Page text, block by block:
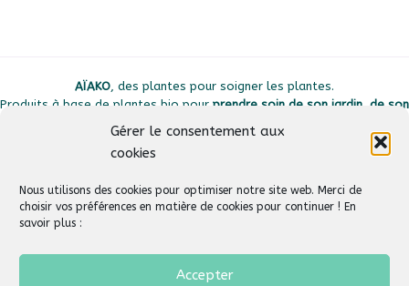
Gérer le consentement aux
cookies
Nous utilisons des cookies pour optimiser notre site web. Merci de
choisir vos préférences en matière de cookies pour continuer ! En
savoir plus :
Accepter
AÏAKO, des plantes pour soigner les plantes.
Produits à base de plantes bio pour prendre soin de son jardin, de son
potager et de ses plantes d’intérieur.
100% naturels, fabriqués en France avec des plantes bio issues de
l’agriculture française.
Plan du site
Liens utiles